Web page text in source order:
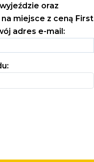
oraz
na miejsce z ceną First
adres e-mail: